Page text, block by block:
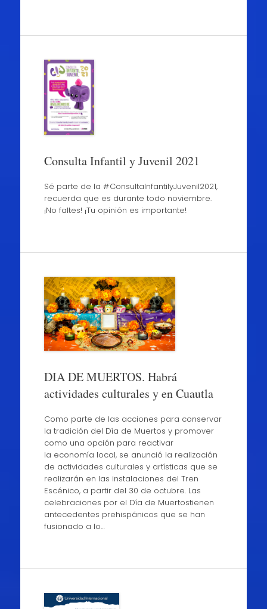
Consulta Infantil y Juvenil 2021
Sé parte de la #ConsultaInfantilyJuvenil2021,
recuerda que es durante todo noviembre.
¡No faltes! ¡Tu opinión es importante!
DIA DE MUERTOS. Habrá
actividades culturales y en Cuautla
Como parte de las acciones para conservar
la tradición del Día de Muertos y promover
como una opción para reactivar
la economía local, se anunció la realización
de actividades culturales y artísticas que se
realizarán en las instalaciones del Tren
Escénico, a partir del 30 de octubre. Las
celebraciones por el Día de Muertostienen
antecedentes prehispánicos que se han
fusionado a lo…